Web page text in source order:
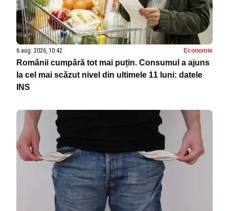
6 aug. 2026, 10:42 Economie
Românii cumpără tot mai puțin. Consumul a ajuns
la cel mai scăzut nivel din ultimele 11 luni: datele
INS